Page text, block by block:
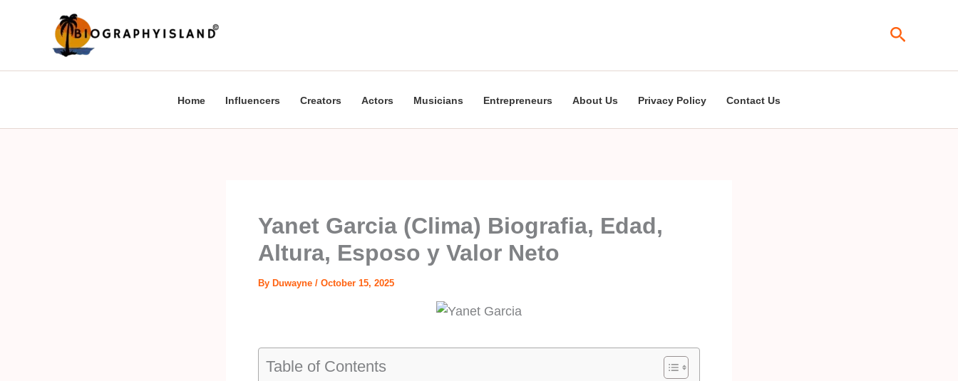
Search
Home Influencers Creators Actors Musicians Entrepreneurs About Us Privacy Policy Contact Us
Yanet Garcia (Clima) Biografia, Edad,
Altura, Esposo y Valor Neto
By Duwayne / October 15, 2025
Table of Contents